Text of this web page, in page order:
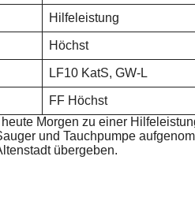
Hilfeleistung
Höchst
LF10 KatS, GW-L
FF Höchst
Morgen zu einer
und Tauchpumpe
übergeben.